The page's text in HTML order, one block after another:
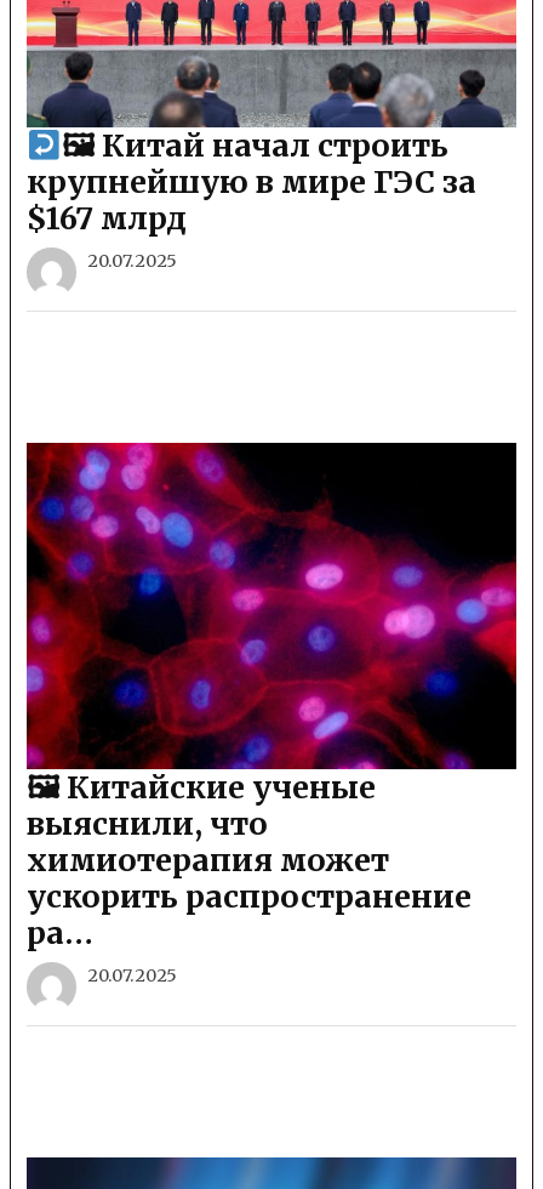
🖼 Китай начал строить
крупнейшую в мире ГЭС за
$167 млрд
20.07.2025
🖼 Китайские ученые
выяснили, что
химиотерапия может
ускорить распространение
ра…
20.07.2025